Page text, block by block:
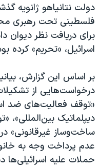
همایش محافظه‌کاران
صفحه‌های ویژه
سفر پرزیدنت ترامپ به چین
دولت نتانیاهو ژانویه
فلسطینی تحت رهبری
برای دریافت نظر دیوان
اسرائیل، «تحریم» کرده
بر اساس این گزارش،
درخواست‌هایی از
«توقف فعالیت‌های ضد
دیپلماتیک
ساخت‌وساز غیرقانونی»
عدم پرداخت وجه به
حملات علیه